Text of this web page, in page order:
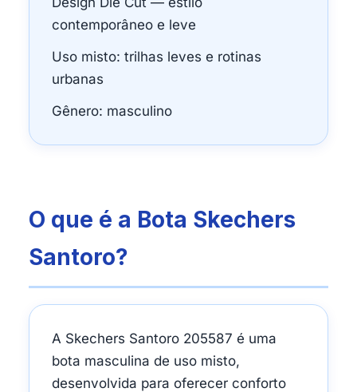
contemporâneo e leve
Uso misto: trilhas leves e rotinas
urbanas
Gênero: masculino
O que é a Bota Skechers
Santoro?
A Skechers Santoro 205587 é uma
bota masculina de uso misto,
desenvolvida para oferecer conforto